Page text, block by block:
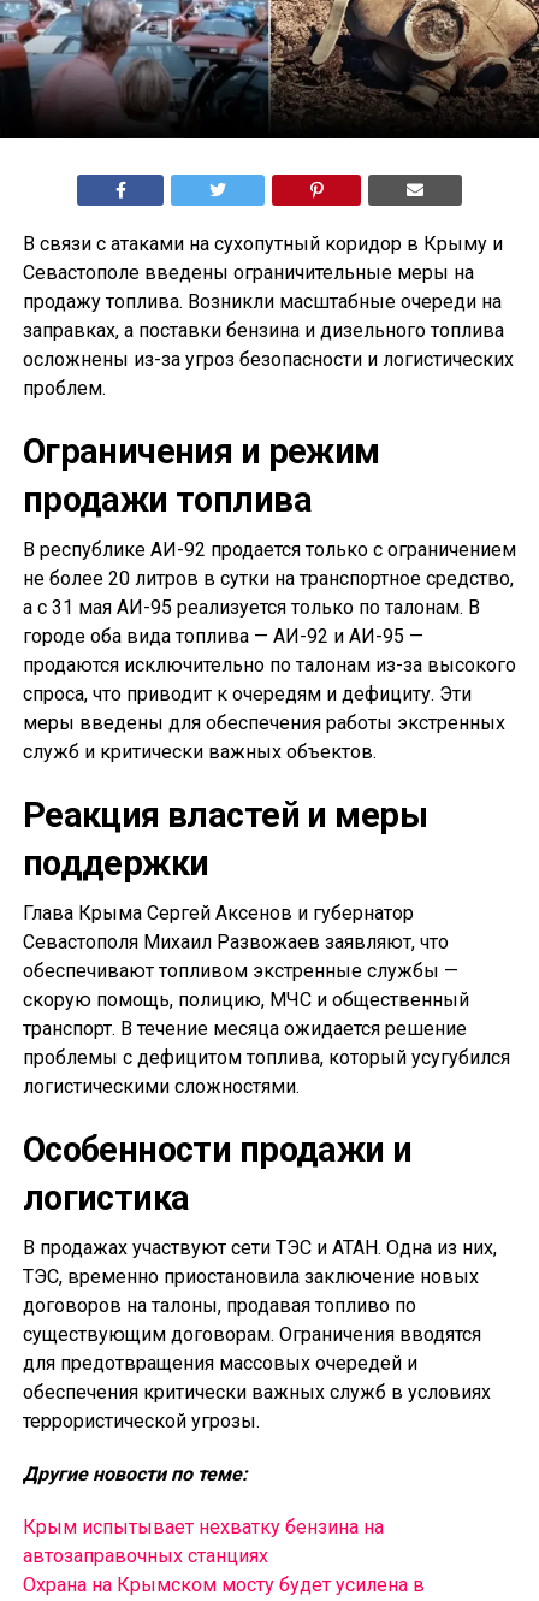
В связи с атаками на сухопутный коридор в Крыму и
Севастополе введены ограничительные меры на
продажу топлива. Возникли масштабные очереди на
заправках, а поставки бензина и дизельного топлива
осложнены из-за угроз безопасности и логистических
проблем.
Ограничения и режим
продажи топлива
В республике АИ-92 продается только с ограничением
не более 20 литров в сутки на транспортное средство,
а с 31 мая АИ-95 реализуется только по талонам. В
городе оба вида топлива — АИ-92 и АИ-95 —
продаются исключительно по талонам из-за высокого
спроса, что приводит к очередям и дефициту. Эти
меры введены для обеспечения работы экстренных
служб и критически важных объектов.
Реакция властей и меры
поддержки
Глава Крыма Сергей Аксенов и губернатор
Севастополя Михаил Развожаев заявляют, что
обеспечивают топливом экстренные службы —
скорую помощь, полицию, МЧС и общественный
транспорт. В течение месяца ожидается решение
проблемы с дефицитом топлива, который усугубился
логистическими сложностями.
Особенности продажи и
логистика
В продажах участвуют сети ТЭС и АТАН. Одна из них,
ТЭС, временно приостановила заключение новых
договоров на талоны, продавая топливо по
существующим договорам. Ограничения вводятся
для предотвращения массовых очередей и
обеспечения критически важных служб в условиях
террористической угрозы.
Другие новости по теме:
Крым испытывает нехватку бензина на
автозаправочных станциях
Охрана на Крымском мосту будет усилена в